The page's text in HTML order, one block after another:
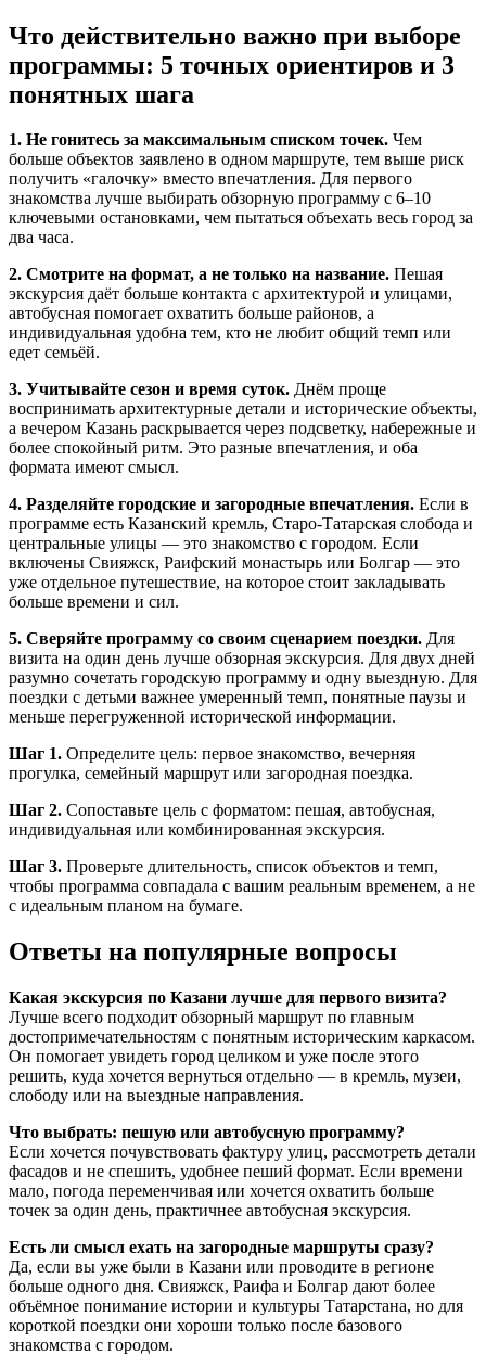
Что действительно важно при выборе
программы: 5 точных ориентиров и 3
понятных шага
1. Не гонитесь за максимальным списком точек. Чем
больше объектов заявлено в одном маршруте, тем выше риск
получить «галочку» вместо впечатления. Для первого
знакомства лучше выбирать обзорную программу с 6–10
ключевыми остановками, чем пытаться объехать весь город за
два часа.
2. Смотрите на формат, а не только на название. Пешая
экскурсия даёт больше контакта с архитектурой и улицами,
автобусная помогает охватить больше районов, а
индивидуальная удобна тем, кто не любит общий темп или
едет семьёй.
3. Учитывайте сезон и время суток. Днём проще
воспринимать архитектурные детали и исторические объекты,
а вечером Казань раскрывается через подсветку, набережные и
более спокойный ритм. Это разные впечатления, и оба
формата имеют смысл.
4. Разделяйте городские и загородные впечатления. Если в
программе есть Казанский кремль, Старо-Татарская слобода и
центральные улицы — это знакомство с городом. Если
включены Свияжск, Раифский монастырь или Болгар — это
уже отдельное путешествие, на которое стоит закладывать
больше времени и сил.
5. Сверяйте программу со своим сценарием поездки. Для
визита на один день лучше обзорная экскурсия. Для двух дней
разумно сочетать городскую программу и одну выездную. Для
поездки с детьми важнее умеренный темп, понятные паузы и
меньше перегруженной исторической информации.
Шаг 1. Определите цель: первое знакомство, вечерняя
прогулка, семейный маршрут или загородная поездка.
Шаг 2. Сопоставьте цель с форматом: пешая, автобусная,
индивидуальная или комбинированная экскурсия.
Шаг 3. Проверьте длительность, список объектов и темп,
чтобы программа совпадала с вашим реальным временем, а не
с идеальным планом на бумаге.
Ответы на популярные вопросы
Какая экскурсия по Казани лучше для первого визита?
Лучше всего подходит обзорный маршрут по главным
достопримечательностям с понятным историческим каркасом.
Он помогает увидеть город целиком и уже после этого
решить, куда хочется вернуться отдельно — в кремль, музеи,
слободу или на выездные направления.
Что выбрать: пешую или автобусную программу?
Если хочется почувствовать фактуру улиц, рассмотреть детали
фасадов и не спешить, удобнее пеший формат. Если времени
мало, погода переменчивая или хочется охватить больше
точек за один день, практичнее автобусная экскурсия.
Есть ли смысл ехать на загородные маршруты сразу?
Да, если вы уже были в Казани или проводите в регионе
больше одного дня. Свияжск, Раифа и Болгар дают более
объёмное понимание истории и культуры Татарстана, но для
короткой поездки они хороши только после базового
знакомства с городом.